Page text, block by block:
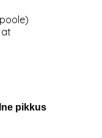
pikkus